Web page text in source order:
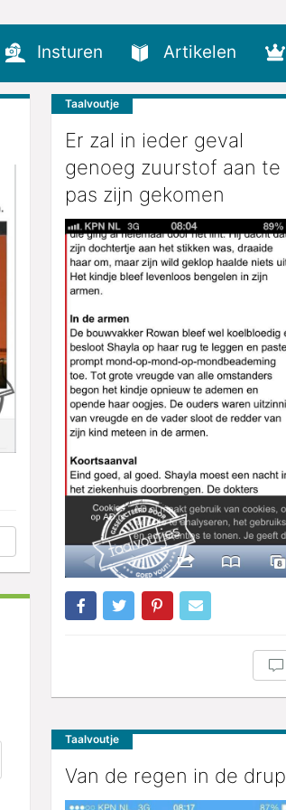
Insturen Artikelen
Taalvoutje
Er zal in ieder geval
genoeg zuurstof aan te
pas zijn gekomen
Taalvoutje
Van de regen in de drup